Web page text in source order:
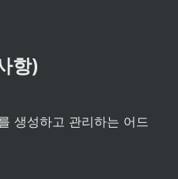
항)
생성하고 관리하는 어드